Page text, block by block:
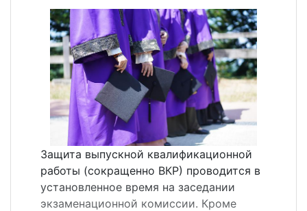
основное содержание первоисточника
передается здесь &laquo;своими
словами&raquo;. Особенностью
аннотации является использование в ней
языковых оценочных клише, которых нет
в реферате. Аннотация, как правило,
состоит из простых предложений.&nbsp;
Перечислим те самые речевые клише,
характерные для жанра аннотации:
монография посвящена вопросу (теме,
проблеме)&hellip;; статья представляет
собой обобщение (обз...
Защита выпускной квалификационной
работы (сокращенно ВКР) проводится в
установленное время на заседании
экзаменационной комиссии. Кроме